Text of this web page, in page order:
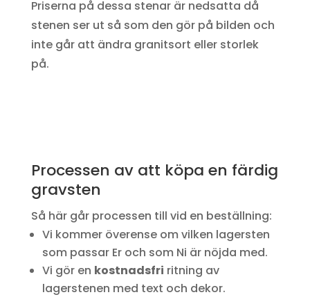
Priserna på dessa stenar är nedsatta då
stenen ser ut så som den gör på bilden och
inte går att ändra granitsort eller storlek
på.
Processen av att köpa en färdig
gravsten
Så här går processen till vid en beställning:
Vi kommer överense om vilken lagersten
som passar Er och som Ni är nöjda med.
Vi gör en kostnadsfri ritning av
lagerstenen med text och dekor.